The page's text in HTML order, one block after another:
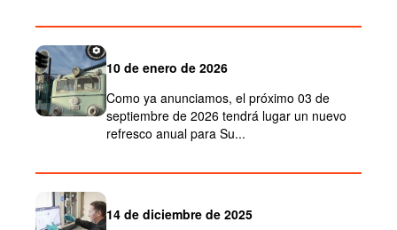
10 de enero de 2026
Como ya anunciamos, el próximo 03 de
septiembre de 2026 tendrá lugar un nuevo
refresco anual para Su...
14 de diciembre de 2025